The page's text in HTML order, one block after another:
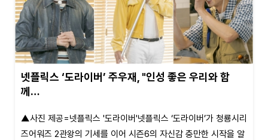
넷플릭스 ‘도라이버’ 주우재, "인성 좋은 우리와 함
께…
▲사진 제공=넷플릭스 '도라이버'넷플릭스 ‘도라이버’가 청룡시리
즈어워즈 2관왕의 기세를 이어 시즌6의 자신감 충만한 시작을 알